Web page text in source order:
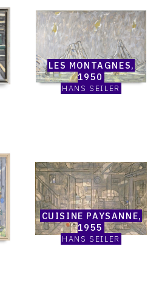
raisonné,
Hans
Seiler,
Les
Montagnes,
1950
LES MONTAGNES,
1950
HANS SEILER
raisonné,
Hans
Seiler,
Cuisine
paysanne,
1955
CUISINE PAYSANNE,
1955
HANS SEILER